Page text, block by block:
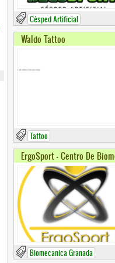
Césped Artificial
Waldo Tattoo
Tattoo
ErgoSport - Centro De
Biomecanica Granada